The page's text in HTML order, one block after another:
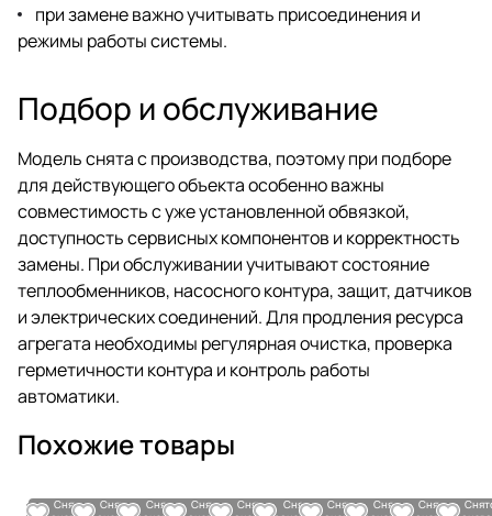
при замене важно учитывать присоединения и
режимы работы системы.
Подбор и обслуживание
Модель снята с производства, поэтому при подборе
для действующего объекта особенно важны
совместимость с уже установленной обвязкой,
доступность сервисных компонентов и корректность
замены. При обслуживании учитывают состояние
теплообменников, насосного контура, защит, датчиков
и электрических соединений. Для продления ресурса
агрегата необходимы регулярная очистка, проверка
герметичности контура и контроль работы
автоматики.
Похожие товары
Снято с Снято с Снято с Снято с Снято с Снято с Снято с Снято с Снято с